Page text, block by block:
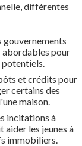
différentes
gouvernements
abordables pour
potentiels.
et crédits pour
certains des
maison.
incitations à
aider les jeunes à
immobiliers.